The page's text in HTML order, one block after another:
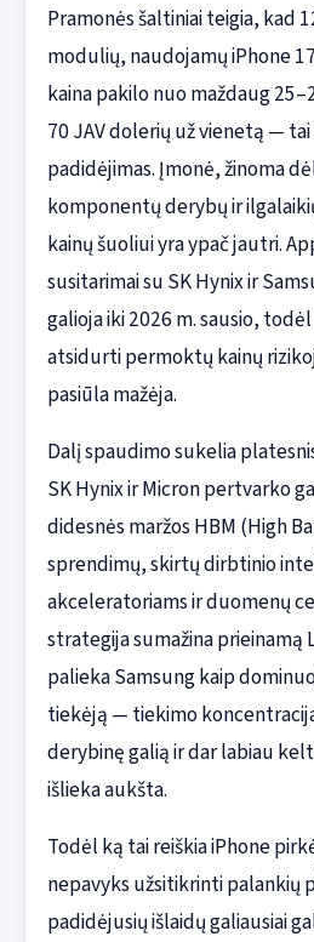
Pramonės šaltiniai teigia, kad
modulių, naudojamų iPhone
kaina pakilo nuo maždaug
70 JAV dolerių už vienetą —
padidėjimas. Įmonė, žinoma
komponentų derybų ir
kainų šuoliui yra ypač jautri.
susitarimai su SK Hynix ir
galioja iki 2026 m. sausio,
atsidurti permoktų kainų
pasiūla mažėja.
Dalį spaudimo sukelia
SK Hynix ir Micron pertvarko
didesnės maržos HBM (High
sprendimų, skirtų dirbtinio
akceleratoriams ir duomenų
strategija sumažina prieinamą
palieka Samsung kaip
tiekėją — tiekimo
derybinę galią ir dar labiau
išlieka aukšta.
Todėl ką tai reiškia iPhone
nepavyks užsitikrinti palankių
padidėjusių išlaidų galiausiai